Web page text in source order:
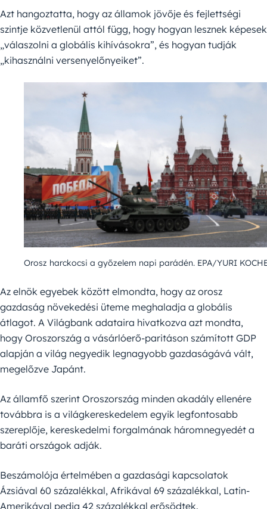
Azt hangoztatta, hogy az államok jövője és fejlettségi
szintje közvetlenül attól függ, hogy hogyan lesznek képesek
„válaszolni a globális kihívásokra”, és hogyan tudják
„kihasználni versenyelőnyeiket”.
Orosz harckocsi a győzelem napi parádén. EPA/YURI
Az elnök egyebek között elmondta, hogy az orosz
gazdaság növekedési üteme meghaladja a globális
átlagot. A Világbank adataira hivatkozva azt mondta,
hogy Oroszország a vásárlóerő-paritáson számított GDP
alapján a világ negyedik legnagyobb gazdaságává vált,
megelőzve Japánt.
Az államfő szerint Oroszország minden akadály ellenére
továbbra is a világkereskedelem egyik legfontosabb
szereplője, kereskedelmi forgalmának háromnegyedét a
baráti országok adják.
Beszámolója értelmében a gazdasági kapcsolatok
Ázsiával 60 százalékkal, Afrikával 69 százalékkal, Latin-
Amerikával pedig 42 százalékkal erősödtek.